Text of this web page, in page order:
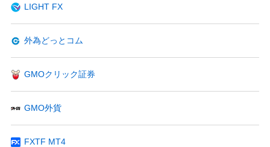
LIGHT FX
外為どっとコム
GMOクリック証券
GMO外貨
FXTF MT4